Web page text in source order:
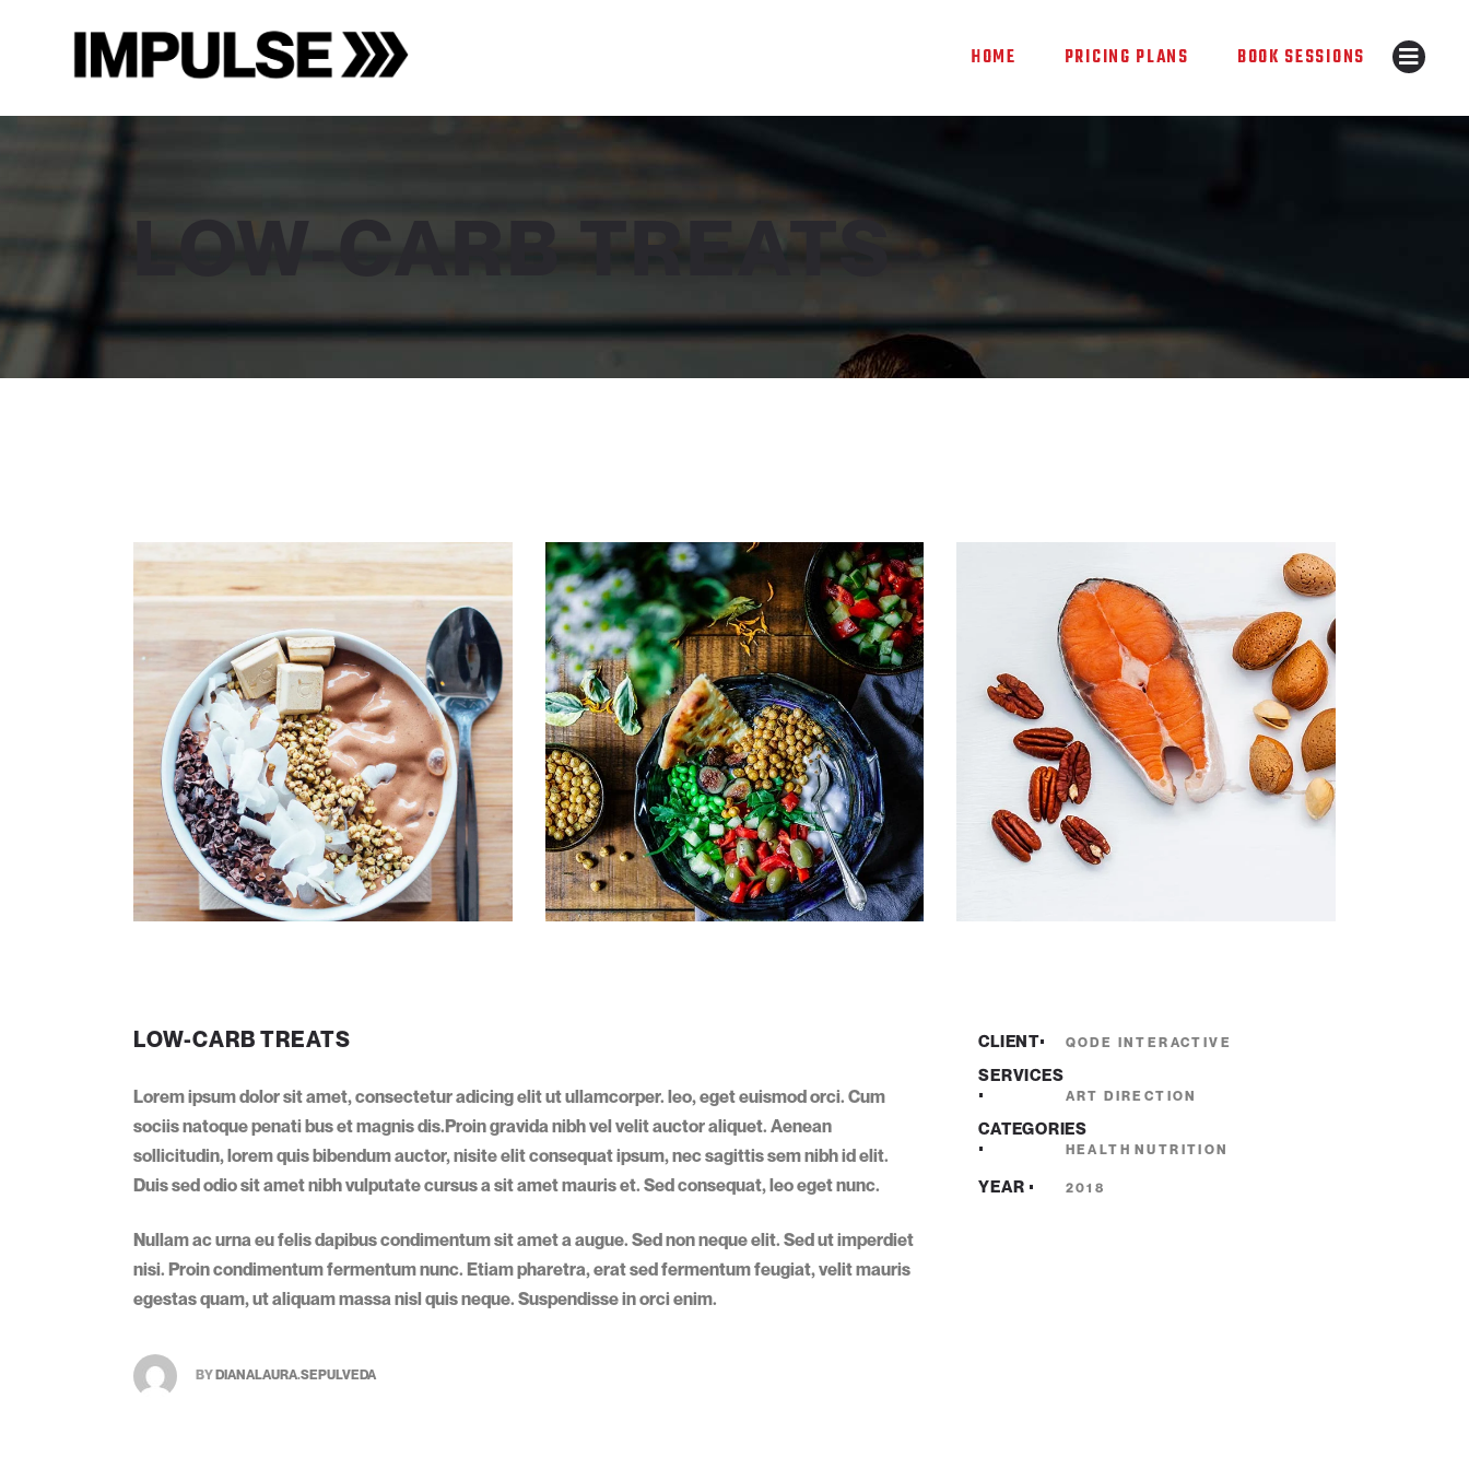
HOME PRICING PLANS BOOK SESSIONS
LOW-CARB TREATS
LOW-CARB TREATS
Lorem ipsum dolor sit amet, consectetur adicing elit ut ullamcorper. leo, eget euismod orci. Cum
sociis natoque penati bus et magnis dis.Proin gravida nibh vel velit auctor aliquet. Aenean
sollicitudin, lorem quis bibendum auctor, nisite elit consequat ipsum, nec sagittis sem nibh id elit.
Duis sed odio sit amet nibh vulputate cursus a sit amet mauris et. Sed consequat, leo eget nunc.
Nullam ac urna eu felis dapibus condimentum sit amet a augue. Sed non neque elit. Sed ut imperdiet
nisi. Proin condimentum fermentum nunc. Etiam pharetra, erat sed fermentum feugiat, velit mauris
egestas quam, ut aliquam massa nisl quis neque. Suspendisse in orci enim.
BYDIANALAURA.SEPULVEDA
CLIENT QODE INTERACTIVE
SERVICES
ART DIRECTION
CATEGORIES
HEALTH NUTRITION
YEAR 2018